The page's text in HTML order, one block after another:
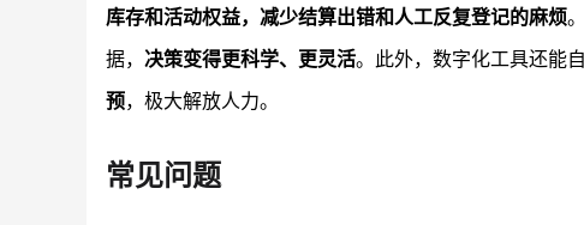
库存和活动权益，减少结算出错和人工反复登记的麻烦
据， 决策变得更科学、更灵活。此外，数字化工具还能
预，极大解放人力。
常见问题